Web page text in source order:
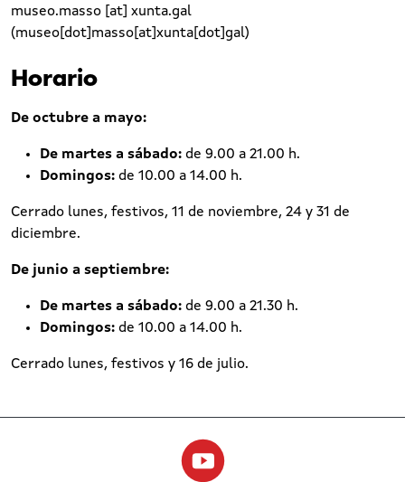
museo.masso [at] xunta.gal
(museo[dot]masso[at]xunta[dot]gal)
Horario
De octubre a mayo:
De martes a sábado: de 9.00 a 21.00 h.
Domingos: de 10.00 a 14.00 h.
Cerrado lunes, festivos, 11 de noviembre, 24 y 31 de
diciembre.
De junio a septiembre:
De martes a sábado: de 9.00 a 21.30 h.
Domingos: de 10.00 a 14.00 h.
Cerrado lunes, festivos y 16 de julio.